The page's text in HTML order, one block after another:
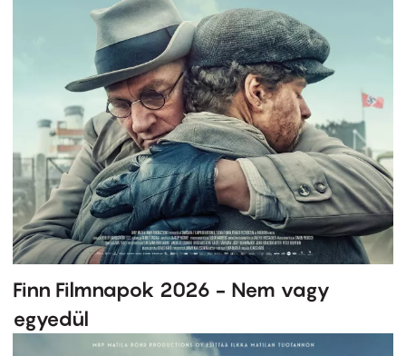
Finn Filmnapok 2026 - Nem vagy
egyedül